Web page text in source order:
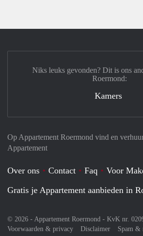
Op Appartement Roermond vind en
Appartement
Over ons Contact Faq
Voor
Gratis je Appartement aanbieden in
© 2026 - Appartement Roermond - KvK nr.
Voorwaarden & privacy
Disclaimer
Spam &
Niks leuks gevonden? Dit is ons
Roermond:
Kamers